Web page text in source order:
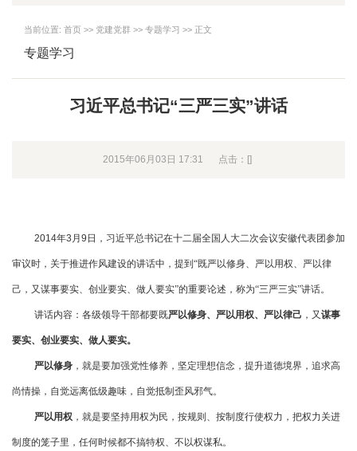
当前位置: 首页 >> 党建党群 >> 专题学习 >> 正文
专题学习
习近平总书记“三严三实”讲话
2015年06月03日 17:31 点击：[]
2014年3 月 9 日，习近平总书记在十二届全国人大二次会议安徽代表团参加
审议时，关于推进作风建设的讲话中，提到“既严以修身、严以用权、严以律
己，又谋事要实、创业要实、做人要实”的重要论述，称为“三严三实”讲话。
讲话内容：各级领导干部都要既严以修身、严以用权、严以律己 ，又谋事
要实、创业要实、做人要实。
严以修身 ，就是要加强党性修养，坚定理想信念，提升道德境界，追求高
尚情操，自觉远离低级趣味，自觉抵制歪风邪气。
严以用权 ，就是要坚持用权为民，按规则、按制度行使权力，把权力关进
制度的笼子里，任何时候都不搞特权、不以权谋私。